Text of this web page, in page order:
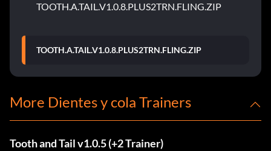
TOOTH.A.TAIL.V1.0.8.PLUS2TRN.FLING.ZIP
TOOTH.A.TAIL.V1.0.8.PLUS2TRN.FLING.ZIP
More Dientes y cola Trainers
Tooth and Tail v1.0.5 (+2 Trainer)